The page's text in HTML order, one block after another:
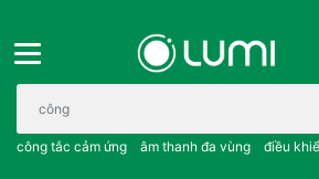
Bạn cần tìm gì..; công tắc cảm ứng..;
công tắc cảm ứng âm thanh đa vùng điều